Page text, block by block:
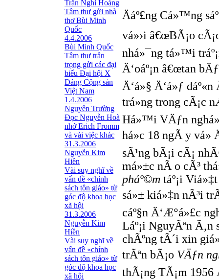
Trần Nghi Hoàng
Tâm thư gửi nhà
thơ Bùi Minh
Quốc
4.4.2006
Bùi Minh Quốc
Tâm thư trân
trọng gửi các đại
biểu Đại hội X
Đảng Cộng sản
Việt Nam
1.4.2006
Nguyên Trường
Đọc Nguyễn Hoà
nhớ Erich Fromm
và vài việc khác
31.3.2006
Nguyễn Kim
Hiền
Vài suy nghĩ về
vấn đề «chính
sách tôn giáo» từ
góc độ khoa học
xã hội
31.3.2006
Nguyễn Kim
Hiền
Vài suy nghĩ về
vấn đề «chính
sách tôn giáo» từ
góc độ khoa học
xã hội
Äáº£ng Cá»™ng
vá»›i â€œBÃ¡o
nhá»¯ng tá»™i
Ä‘oáº¡n â€œtan
Ä‘á»§ Ä‘á»ƒ
trá»ng trong cÃ¡c
Há»™i VÄƒn
há»c 18 ngÃ y
sÃ¹ng bÃ¡i cÃ¡
má»±c nÃ o cÃ³
pháº©m táº¡i
sá»± kiá»‡n nÃ³i
cáº§n Ä‘Æ°á»£c
Láº¡i NguyÃªn Ã‚n
chÃºng tÃ´i xin
trÃªn bÃ¡o VÄƒn
thÃ¡ng TÃ¡m 1956